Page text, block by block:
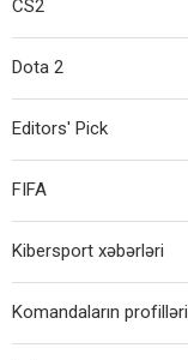
CS2
Dota 2
Editors' Pick
FIFA
Kibersport xəbərləri
Komandaların profilləri